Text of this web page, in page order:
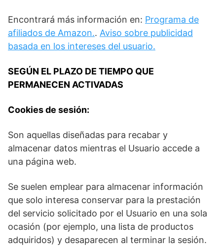
Encontrará más información en: Programa de
afiliados de Amazon.. Aviso sobre publicidad
basada en los intereses del usuario.
SEGÚN EL PLAZO DE TIEMPO QUE
PERMANECEN ACTIVADAS
Cookies de sesión:
Son aquellas diseñadas para recabar y
almacenar datos mientras el Usuario accede a
una página web.
Se suelen emplear para almacenar información
que solo interesa conservar para la prestación
del servicio solicitado por el Usuario en una sola
ocasión (por ejemplo, una lista de productos
adquiridos) y desaparecen al terminar la sesión.